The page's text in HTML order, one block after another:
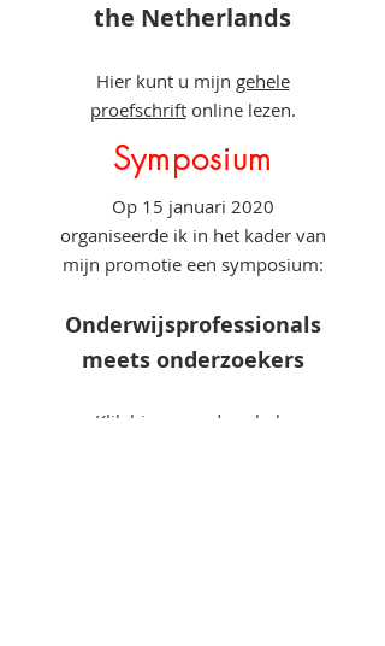
the Netherlands
Hier kunt u mijn gehele
proefschriftonline lezen.
Symposium
Op 15 januari 2020
organiseerde ik in het kader van
mijn promotie een symposium:
Onderwijsprofessionals
meets onderzoekers
Klik hier voor de gehele